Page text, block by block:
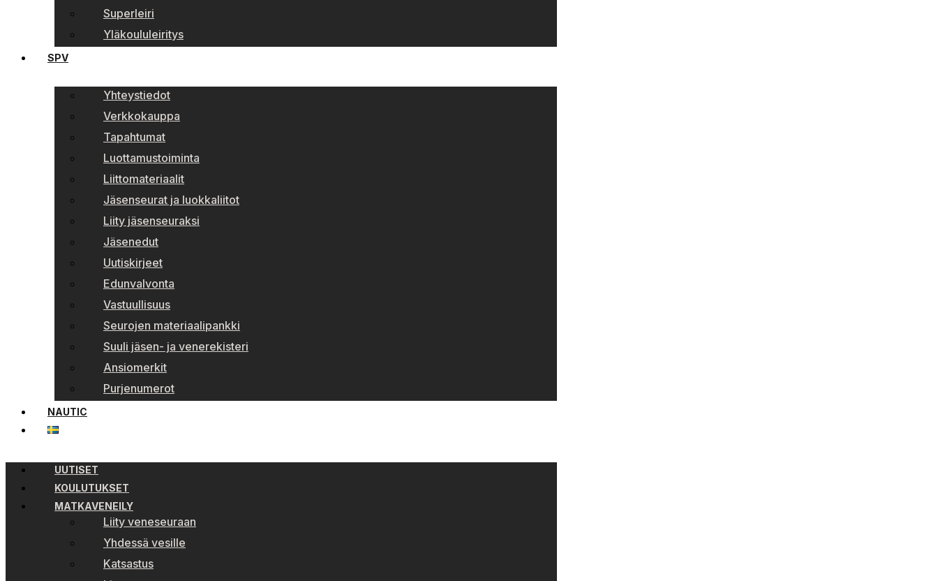
Superleiri
Yläkoululeiritys
SPV
Yhteystiedot
Verkkokauppa
Tapahtumat
Luottamustoiminta
Liittomateriaalit
Jäsenseurat ja luokkaliitot
Liity jäsenseuraksi
Jäsenedut
Uutiskirjeet
Edunvalvonta
Vastuullisuus
Seurojen materiaalipankki
Suuli jäsen- ja venerekisteri
Ansiomerkit
Purjenumerot
NAUTIC
UUTISET
KOULUTUKSET
MATKAVENEILY
Liity veneseuraan
Yhdessä vesille
Katsastus